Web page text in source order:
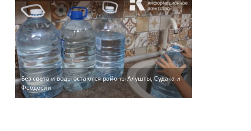
Без света и воды остаются районы Алушты, Судака и
Феодосии